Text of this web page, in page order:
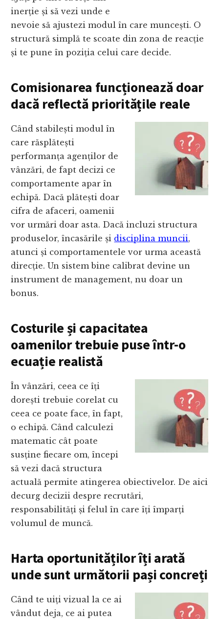
inerție și să vezi unde e
nevoie să ajustezi modul în care muncești. O
structură simplă te scoate din zona de reacție
și te pune în poziția celui care decide.
Comisionarea funcționează doar
dacă reflectă prioritățile reale
Când stabilești modul în
care răsplătești
performanța agenților de
vânzări, de fapt decizi ce
comportamente apar în
echipă. Dacă plătești doar
cifra de afaceri, oamenii
vor urmări doar asta. Dacă incluzi structura
produselor, încasările și disciplina muncii,
atunci și comportamentele vor urma această
direcție. Un sistem bine calibrat devine un
instrument de management, nu doar un
bonus.
Costurile și capacitatea
oamenilor trebuie puse într-o
ecuație realistă
În vânzări, ceea ce îți
dorești trebuie corelat cu
ceea ce poate face, în fapt,
o echipă. Când calculezi
matematic cât poate
susține fiecare om, începi
să vezi dacă structura
actuală permite atingerea obiectivelor. De aici
decurg decizii despre recrutări,
responsabilități și felul în care îți împarți
volumul de muncă.
Harta oportunităților îți arată
unde sunt următorii pași concreți
Când te uiți vizual la ce ai
vândut deja, ce ai putea